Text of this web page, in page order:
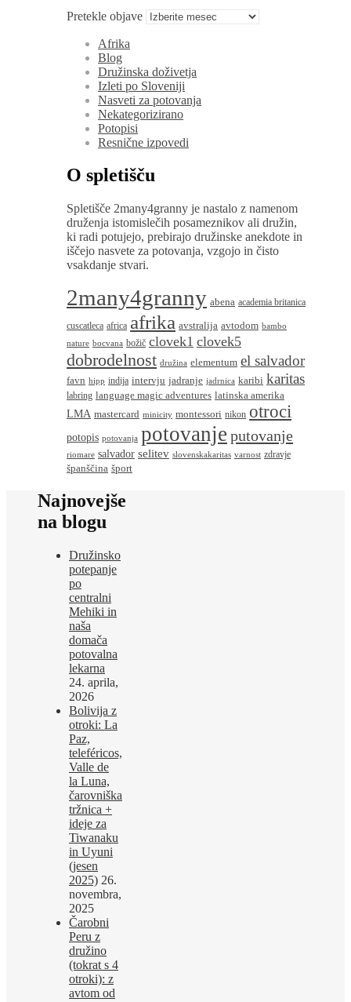
Pretekle objave
Afrika
Blog
Družinska doživetja
Izleti po Sloveniji
Nasveti za potovanja
Nekategorizirano
Potopisi
Resnične izpovedi
O spletišču
Spletišče 2many4granny je nastalo z namenom
druženja istomislečih posameznikov ali družin,
ki radi potujejo, prebirajo družinske anekdote in
iščejo nasvete za potovanja, vzgojo in čisto
vsakdanje stvari.
2many4granny abena academia britanica
cuscatleca africa afrika avstralija avtodom bambo
nature bocvana božič clovek1 clovek5
dobrodelnost družina elementum el salvador
favn hipp indija intervju jadranje jadrnica karibi karitas
labring language magic adventures latinska amerika
LMA mastercard minicity montessori nikon otroci
potopis potovanja potovanje putovanje
riomare salvador selitev slovenskakaritas varnost zdravje
španščina šport
Najnovejše
na blogu
Družinsko
potepanje
po
centralni
Mehiki in
naša
domača
potovalna
lekarna
24. aprila,
2026
Bolivija z
otroki: La
Paz,
teleféricos,
Valle de
la Luna,
čarovniška
tržnica +
ideje za
Tiwanaku
in Uyuni
(jesen
2025) 26.
novembra,
2025
Čarobni
Peru z
družino
(tokrat s 4
otroki): z
avtom od